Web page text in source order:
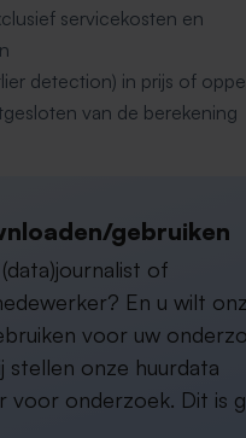
servicekosten en
detection) in prijs of
van de berekening
gebruiken
of
En u wilt
voor uw
stellen onze huurdata
voor onderzoek. Dit is